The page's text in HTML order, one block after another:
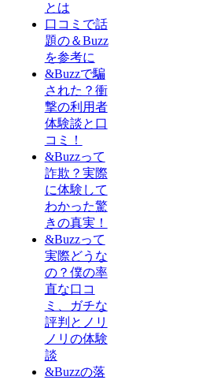
とは
口コミで話
題の＆Buzz
を参考に
&Buzzで騙
された？衝
撃の利用者
体験談と口
コミ！
&Buzzって
詐欺？実際
に体験して
わかった驚
きの真実！
&Buzzって
実際どうな
の？僕の率
直な口コ
ミ、ガチな
評判とノリ
ノリの体験
談
&Buzzの落